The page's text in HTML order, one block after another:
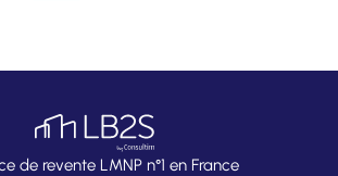
de revente LMNP n°1 en France